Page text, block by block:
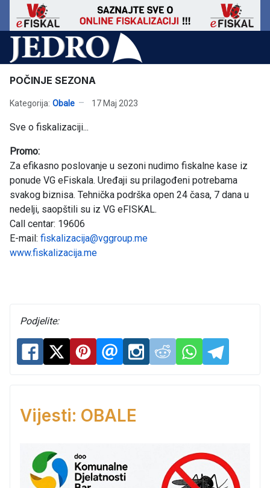
POČINJE SEZONA
Kategorija: Obale 17 Maj 2023
Sve o fiskalizaciji...
Promo:
Za efikasno poslovanje u sezoni nudimo fiskalne kase iz
ponude VG eFiskala. Uređaji su prilagođeni potrebama
svakog biznisa. Tehnička podrška open 24 časa, 7 dana u
nedelji, saopštili su iz VG eFISKAL.
Call centar: 19606
E-mail: fiskalizacija@vggroup.me
www.fiskalizacija.me
Podjelite:
Vijesti: OBALE